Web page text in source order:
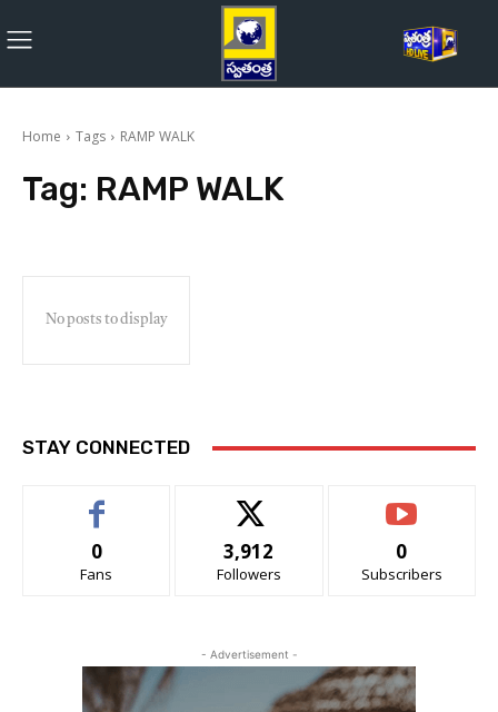
Home Tags RAMP WALK
Tag: RAMP WALK
No posts to display
STAY CONNECTED
0
Fans
3,912
Followers
0
Subscribers
- Advertisement -